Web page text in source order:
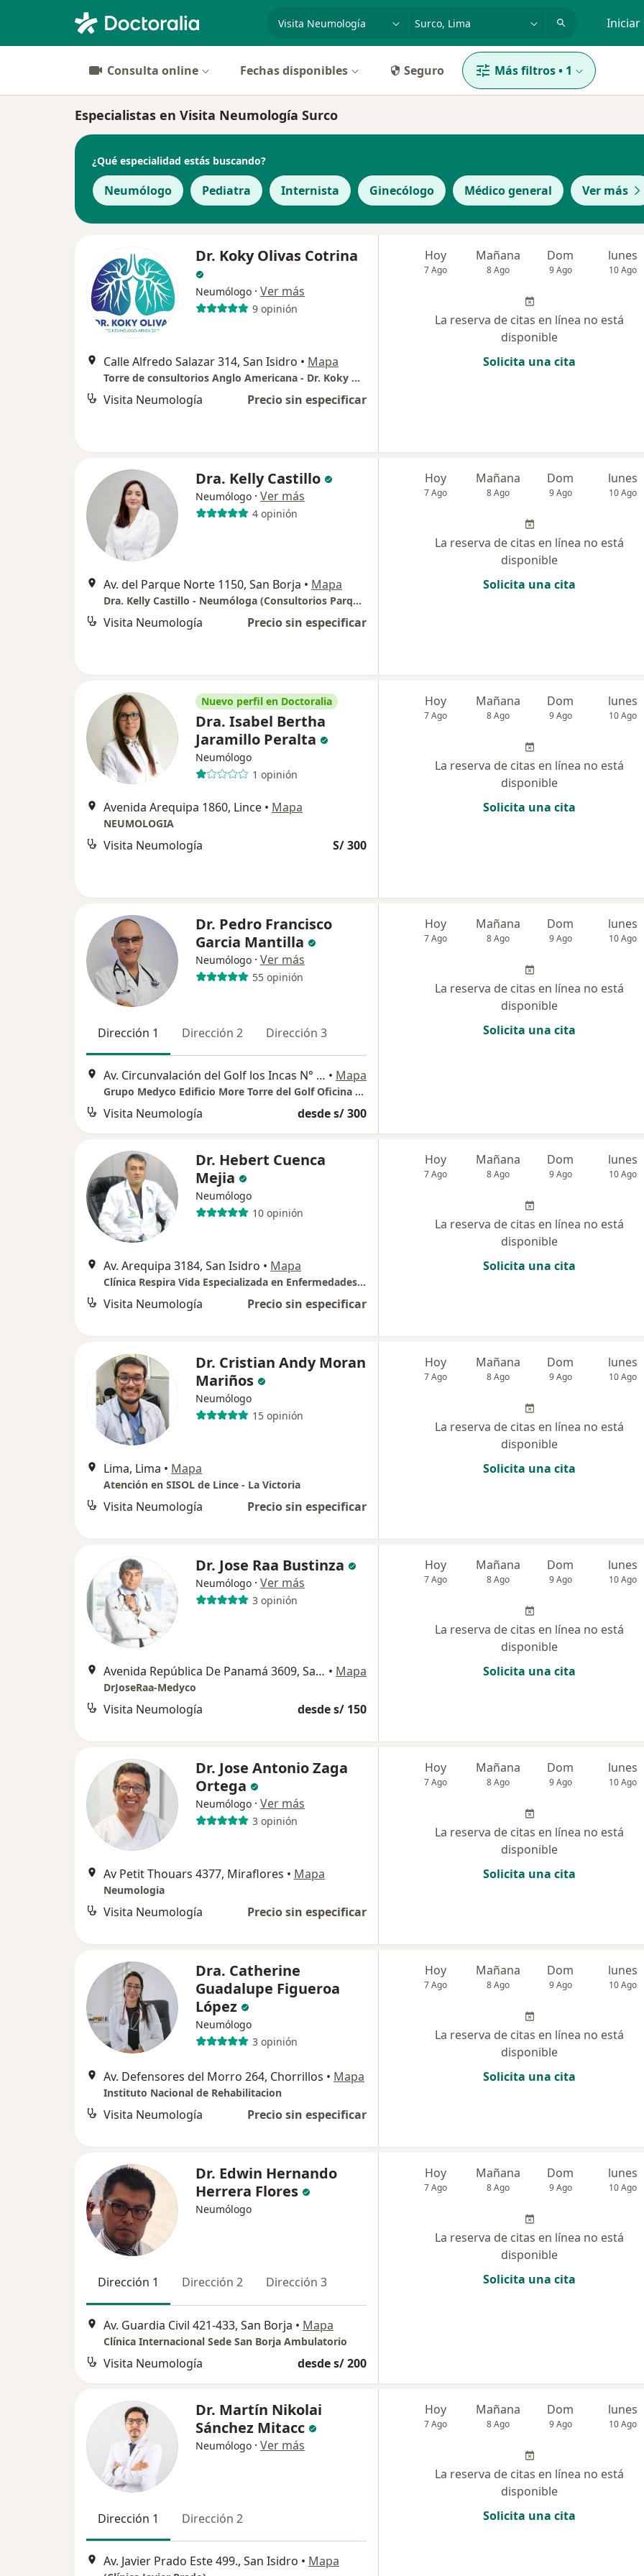
especialidad, enfermedad o nombre Iniciar
Consulta online Fechas disponibles Seguro Más filtros• 1
Especialistas en Visita Neumología Surco
¿Qué especialidad estás buscando?
Neumólogo Pediatra Internista Ginecólogo Médico general Ver más
Dr. Koky Olivas Cotrina
Neumólogo · Ver más
9 opinión
Calle Alfredo Salazar 314, San Isidro • Mapa
Torre de consultorios Anglo Americana - Dr. Koky Olivas - Neumólogo - Apnea de sueño
Visita Neumología Precio sin especificar
Hoy
7 Ago
Mañana
8 Ago
Dom
9 Ago
lunes
10 Ago
La reserva de citas en línea no está
disponible
Solicita una cita
Dra. Kelly Castillo
Neumólogo · Ver más
4 opinión
Av. del Parque Norte 1150, San Borja • Mapa
Dra. Kelly Castillo - Neumóloga (Consultorios Parque Norte)
Visita Neumología Precio sin especificar
Hoy
7 Ago
Mañana
8 Ago
Dom
9 Ago
lunes
10 Ago
La reserva de citas en línea no está
disponible
Solicita una cita
Nuevo perfil en Doctoralia
Dra. Isabel Bertha
Jaramillo Peralta
Neumólogo
1 opinión
Avenida Arequipa 1860, Lince • Mapa
NEUMOLOGIA
Visita Neumología S/ 300
Hoy
7 Ago
Mañana
8 Ago
Dom
9 Ago
lunes
10 Ago
La reserva de citas en línea no está
disponible
Solicita una cita
Dr. Pedro Francisco
Garcia Mantilla
Neumólogo · Ver más
55 opinión
Dirección 1 Dirección 2 Dirección 3
Av. Circunvalación del Golf los Incas N° 170 & Av. Javier Prado Este • Mapa
Grupo Medyco Edificio More Torre del Golf Oficina 503
Visita Neumología desde s/ 300
Hoy
7 Ago
Mañana
8 Ago
Dom
9 Ago
lunes
10 Ago
La reserva de citas en línea no está
disponible
Solicita una cita
Dr. Hebert Cuenca
Mejia
Neumólogo
10 opinión
Av. Arequipa 3184, San Isidro • Mapa
Clínica Respira Vida Especializada en Enfermedades Respiratorias
Visita Neumología Precio sin especificar
Hoy
7 Ago
Mañana
8 Ago
Dom
9 Ago
lunes
10 Ago
La reserva de citas en línea no está
disponible
Solicita una cita
Dr. Cristian Andy Moran
Mariños
Neumólogo
15 opinión
Lima, Lima • Mapa
Atención en SISOL de Lince - La Victoria
Visita Neumología Precio sin especificar
Hoy
7 Ago
Mañana
8 Ago
Dom
9 Ago
lunes
10 Ago
La reserva de citas en línea no está
disponible
Solicita una cita
Dr. Jose Raa Bustinza
Neumólogo · Ver más
3 opinión
Avenida República De Panamá 3609, San Isidro • Mapa
DrJoseRaa-Medyco
Visita Neumología desde s/ 150
Hoy
7 Ago
Mañana
8 Ago
Dom
9 Ago
lunes
10 Ago
La reserva de citas en línea no está
disponible
Solicita una cita
Dr. Jose Antonio Zaga
Ortega
Neumólogo · Ver más
3 opinión
Av Petit Thouars 4377, Miraflores • Mapa
Neumologia
Visita Neumología Precio sin especificar
Hoy
7 Ago
Mañana
8 Ago
Dom
9 Ago
lunes
10 Ago
La reserva de citas en línea no está
disponible
Solicita una cita
Dra. Catherine
Guadalupe Figueroa
López
Neumólogo
3 opinión
Av. Defensores del Morro 264, Chorrillos • Mapa
Instituto Nacional de Rehabilitacion
Visita Neumología Precio sin especificar
Hoy
7 Ago
Mañana
8 Ago
Dom
9 Ago
lunes
10 Ago
La reserva de citas en línea no está
disponible
Solicita una cita
Dr. Edwin Hernando
Herrera Flores
Neumólogo
Dirección 1 Dirección 2 Dirección 3
Av. Guardia Civil 421-433, San Borja • Mapa
Clínica Internacional Sede San Borja Ambulatorio
Visita Neumología desde s/ 200
Hoy
7 Ago
Mañana
8 Ago
Dom
9 Ago
lunes
10 Ago
La reserva de citas en línea no está
disponible
Solicita una cita
Dr. Martín Nikolai
Sánchez Mitacc
Neumólogo · Ver más
Dirección 1 Dirección 2
Av. Javier Prado Este 499., San Isidro • Mapa
Hoy
7 Ago
Mañana
8 Ago
Dom
9 Ago
lunes
10 Ago
La reserva de citas en línea no está
disponible
Solicita una cita